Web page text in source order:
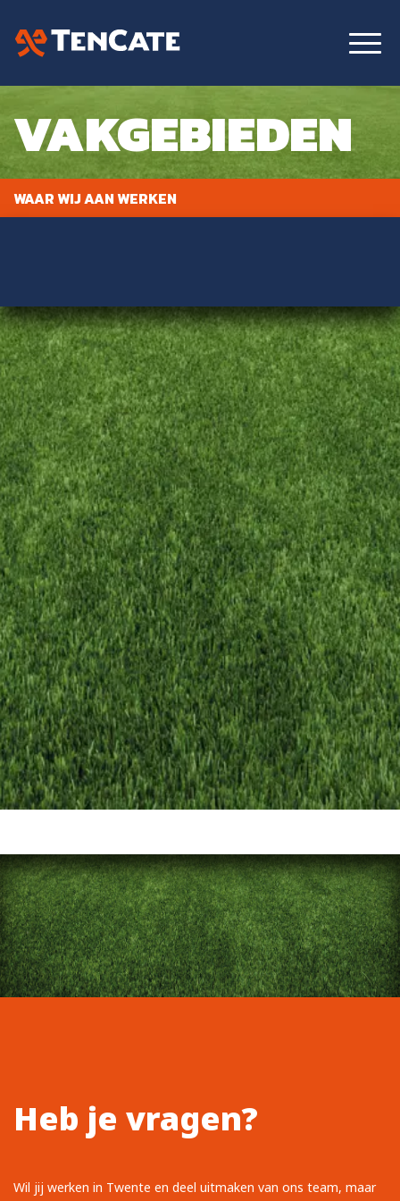
VAKGEBIEDEN
WAAR WIJ AAN WERKEN
Heb je vragen?
Wil jij werken in Twente en deel uitmaken van ons team, maar